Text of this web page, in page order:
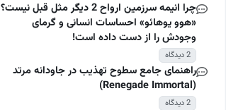
چرا انیمه سرزمین ارواح 2 دیگر مثل قبل نیست؟
«هوو یوهائو» احساسات انسانی و گرمای
وجودش را از دست داده است!
2 دیدگاه
راهنمای جامع سطوح تهذیب در جاودانه مرتد
(Renegade Immortal)
2 دیدگاه